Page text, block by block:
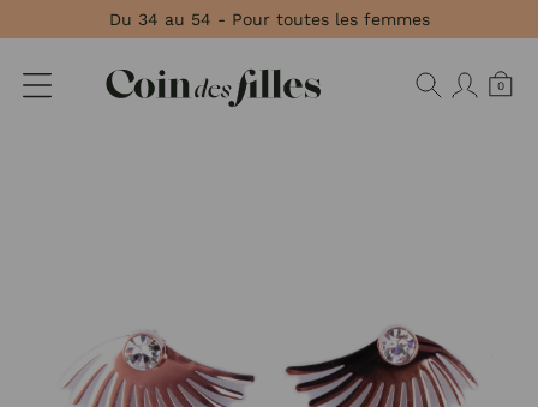
Du 34 au 54 - Pour toutes les femmes
0
Panneau de gestion des cookies